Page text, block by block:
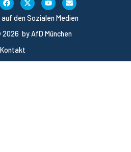
by AfD München
Kontakt
auf den Sozialen Medien